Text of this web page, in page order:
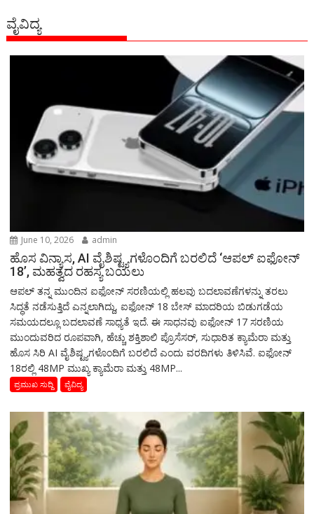
ವೈವಿದ್ಯ
June 10, 2026 admin
ಹೊಸ ವಿನ್ಯಾಸ, AI ವೈಶಿಷ್ಟ್ಯಗಳೊಂದಿಗೆ ಬರಲಿದೆ ‘ಆಪಲ್ ಐಫೋನ್
18’, ಮಹತ್ವದ ರಹಸ್ಯ ಬಯಲು
ಆಪಲ್ ತನ್ನ ಮುಂದಿನ ಐಫೋನ್ ಸರಣಿಯಲ್ಲಿ ಹಲವು ಬದಲಾವಣೆಗಳನ್ನು ತರಲು
ಸಿದ್ಧತೆ ನಡೆಸುತ್ತಿದೆ ಎನ್ನಲಾಗಿದ್ದು, ಐಫೋನ್ 18 ಬೇಸ್ ಮಾದರಿಯ ಬಿಡುಗಡೆಯ
ಸಮಯದಲ್ಲೂ ಬದಲಾವಣೆ ಸಾಧ್ಯತೆ ಇದೆ. ಈ ಸಾಧನವು ಐಫೋನ್ 17 ಸರಣಿಯ
ಮುಂದುವರಿದ ರೂಪವಾಗಿ, ಹೆಚ್ಚು ಶಕ್ತಿಶಾಲಿ ಪ್ರೊಸೆಸರ್, ಸುಧಾರಿತ ಕ್ಯಾಮೆರಾ ಮತ್ತು
ಹೊಸ ಸಿರಿ AI ವೈಶಿಷ್ಟ್ಯಗಳೊಂದಿಗೆ ಬರಲಿದೆ ಎಂದು ವರದಿಗಳು ತಿಳಿಸಿವೆ. ಐಫೋನ್
18ರಲ್ಲಿ 48MP ಮುಖ್ಯ ಕ್ಯಾಮೆರಾ ಮತ್ತು 48MP...
ಪ್ರಮುಖ ಸುದ್ದಿ ವೈವಿದ್ಯ